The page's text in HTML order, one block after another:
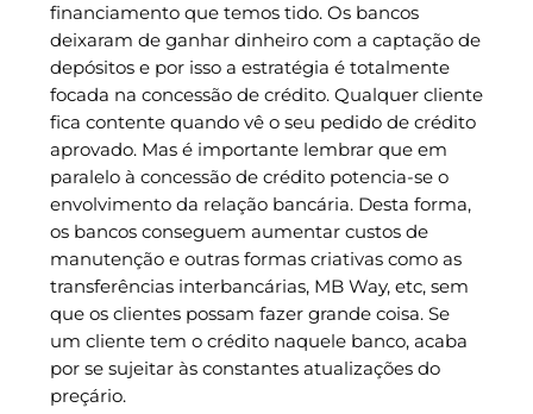
financiamento que temos tido. Os bancos
deixaram de ganhar dinheiro com a captação de
depósitos e por isso a estratégia é totalmente
focada na concessão de crédito. Qualquer cliente
fica contente quando vê o seu pedido de crédito
aprovado. Mas é importante lembrar que em
paralelo à concessão de crédito potencia-se o
envolvimento da relação bancária. Desta forma,
os bancos conseguem aumentar custos de
manutenção e outras formas criativas como as
transferências interbancárias, MB Way, etc, sem
que os clientes possam fazer grande coisa. Se
um cliente tem o crédito naquele banco, acaba
por se sujeitar às constantes atualizações do
preçário.